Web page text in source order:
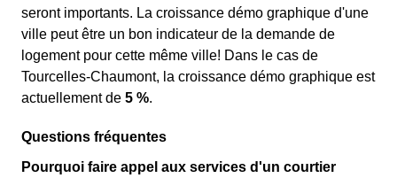
seront importants. La croissance démo graphique d'une
ville peut être un bon indicateur de la demande de
logement pour cette même ville! Dans le cas de
Tourcelles-Chaumont, la croissance démo graphique est
actuellement de 5 %.
Questions fréquentes
Pourquoi faire appel aux services d'un courtier